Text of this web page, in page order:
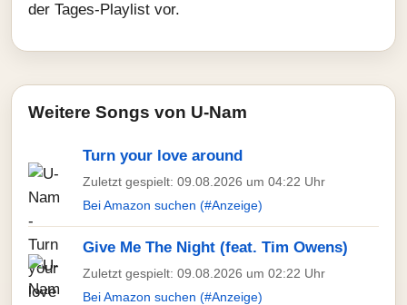
der Tages-Playlist vor.
Weitere Songs von U-Nam
Turn your love around
Zuletzt gespielt: 09.08.2026 um 04:22 Uhr
Bei Amazon suchen (#Anzeige)
Give Me The Night (feat. Tim Owens)
Zuletzt gespielt: 09.08.2026 um 02:22 Uhr
Bei Amazon suchen (#Anzeige)